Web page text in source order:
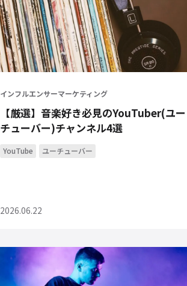
インフルエンサーマーケティング
【厳選】音楽好き必見のYouTuber(ユー
チューバー)チャンネル4選
YouTube ユーチューバー
2026.06.22